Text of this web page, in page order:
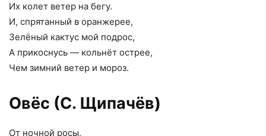
Их колет ветер на бегу.
И, спрятанный в оранжерее,
Зелёный кактус мой подрос,
А прикоснусь — кольнёт острее,
Чем зимний ветер и мороз.
Овёс (С. Щипачёв)
От ночной росы,